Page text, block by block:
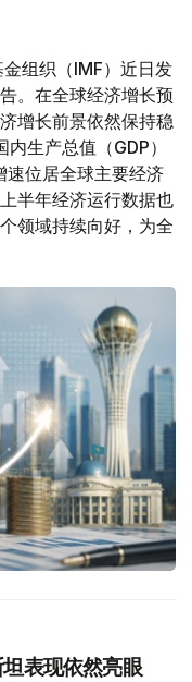
金组织（IMF）近日发
。在全球经济增长预
增长前景依然保持稳
生产总值（GDP）
位居全球主要经济
半年经济运行数据也
领域持续向好，为全
表现依然亮眼